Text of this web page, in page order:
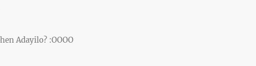
Adayilo? :OOOO